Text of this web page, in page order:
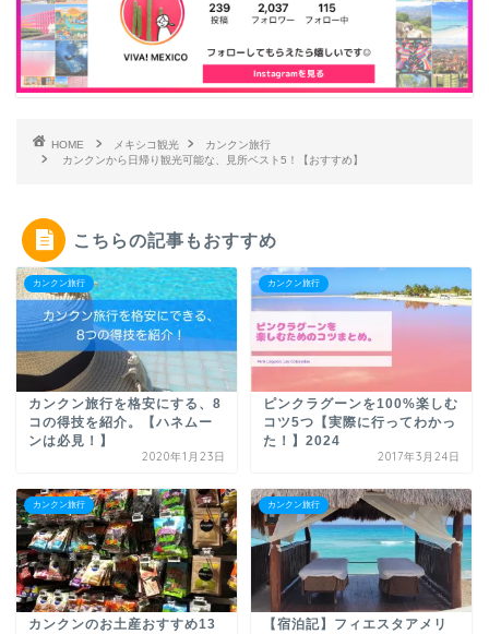
HOME メキシコ観光
カンクン旅行
カンクンから日帰り観光可能な、見所ベスト5！【おすすめ】
こちらの記事もおすすめ
カンクン旅行
カンクン旅行を格安にする、8
コの得技を紹介。【ハネムー
ンは必見！】
2020年1月23日
カンクン旅行
ピンクラグーンを100%楽しむ
コツ5つ【実際に行ってわかっ
た！】2024
2017年3月24日
カンクン旅行
カンクンのお土産おすすめ13
カンクン旅行
【宿泊記】フィエスタアメリ